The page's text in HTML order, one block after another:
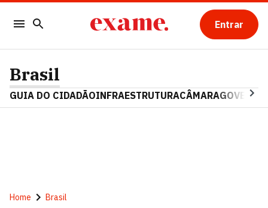
Entrar
Brasil
GUIA DO CIDADÃOINFRAESTRUTURACÂMARAGOVERNO
Home Brasil